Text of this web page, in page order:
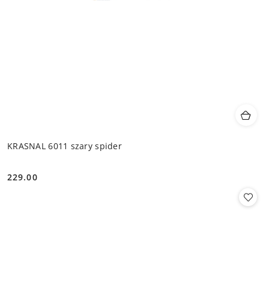
KRASNAL 6011 szary spider
Cena:
229.00